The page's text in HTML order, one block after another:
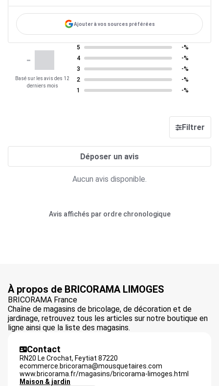
Ajouter à vos sources préférées
-
Basé sur les avis des 12
derniers mois
5
-%
4
-%
3
-%
2
-%
1
-%
Filtrer
Déposer un avis
Aucun avis disponible.
Avis affichés par ordre chronologique
À propos de BRICORAMA LIMOGES
BRICORAMA France
Chaîne de magasins de bricolage, de décoration et de
jardinage, retrouvez tous les articles sur notre boutique en
ligne ainsi que la liste des magasins.
Contact
RN20 Le Crochat, Feytiat 87220
ecommerce.bricorama@mousquetaires.com
www.bricorama.fr/magasins/bricorama-limoges.html
Maison & jardin